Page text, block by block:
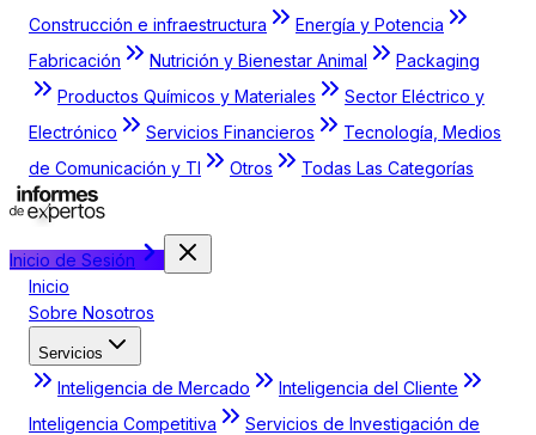
Construcción e infraestructura
Energía y Potencia
Fabricación
Nutrición y Bienestar Animal
Packaging
Productos Químicos y Materiales
Sector Eléctrico y
Electrónico
Servicios Financieros
Tecnología, Medios
de Comunicación y TI
Otros Todas Las Categorías
Inicio de Sesión
Inicio
Sobre Nosotros
Servicios
Inteligencia de Mercado
Inteligencia del Cliente
Inteligencia Competitiva
Servicios de Investigación de